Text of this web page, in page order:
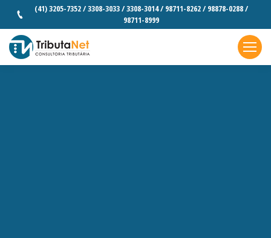
(41) 3205-7352 / 3308-3033 / 3308-3014 / 98711-8262 / 98878-0288 /
98711-8999